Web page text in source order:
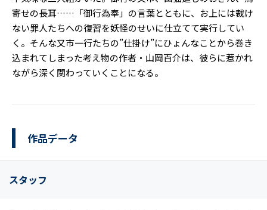
寄せの長耳……「御行為奉」の言葉とともに、お上には裁け
ない罪人たちへの復習を妖怪のせいに仕立てて実行してい
く。そんな又市一行たちの”仕掛け”にひょんなことから巻き
込まれてしまった考え物の作者・山岡百介は、彼らに惹かれ
ながら深く関わっていくことになる。
作品データ
スタッフ